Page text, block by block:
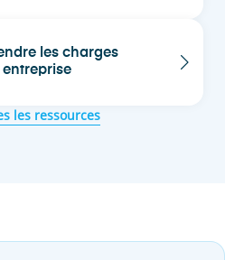
les charges
les ressources